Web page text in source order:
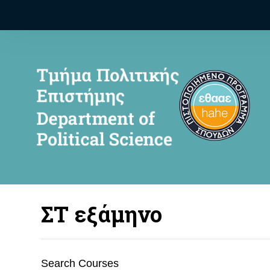
ΣΤ εξάμηνο
Search Courses